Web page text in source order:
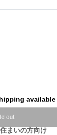
available
out
まいの方向け